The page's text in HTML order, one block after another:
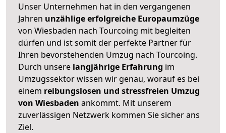
Unser Unternehmen hat in den vergangenen
Jahren unzählige erfolgreiche Europaumzüge
von Wiesbaden nach Tourcoing mit begleiten
dürfen und ist somit der perfekte Partner für
Ihren bevorstehenden Umzug nach Tourcoing.
Durch unsere langjährige Erfahrung im
Umzugssektor wissen wir genau, worauf es bei
einem reibungslosen und stressfreien Umzug
von Wiesbaden ankommt. Mit unserem
zuverlässigen Netzwerk kommen Sie sicher ans
Ziel.